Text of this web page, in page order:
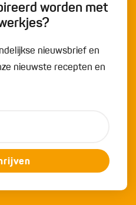
worden met
nieuwsbrief en
nieuwste recepten en